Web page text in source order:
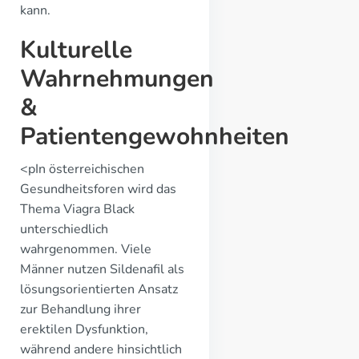
kann.
Kulturelle
Wahrnehmungen
&
Patientengewohnheiten
<pIn österreichischen
Gesundheitsforen wird das
Thema Viagra Black
unterschiedlich
wahrgenommen. Viele
Männer nutzen Sildenafil als
lösungsorientierten Ansatz
zur Behandlung ihrer
erektilen Dysfunktion,
während andere hinsichtlich